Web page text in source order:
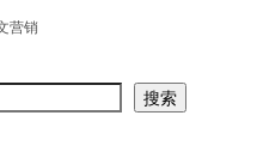
营销
搜索